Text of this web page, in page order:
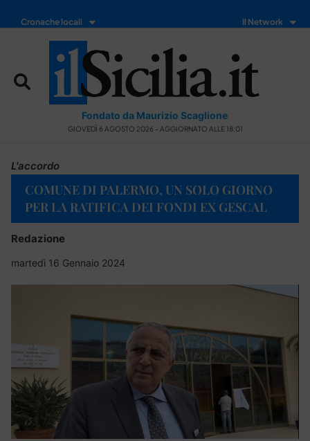
Cronache locali Il Network
Fondato da Maurizio Scaglione
GIOVEDÌ 6 AGOSTO 2026 - AGGIORNATO ALLE 18:01
L'accordo
COMUNE DI PALERMO, UN SOLO GIORNO
PER LA RATIFICA DEI FONDI EX GESCAL
Redazione
martedì 16 Gennaio 2024